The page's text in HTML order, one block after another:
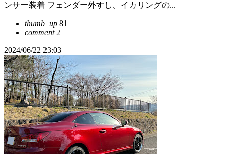
ンサー装着 フェンダー外すし、イカリングの...
thumb_up 81
comment2
2024/06/22 23:03